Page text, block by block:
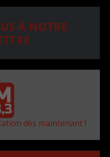
À NOTRE
dès maintenant !